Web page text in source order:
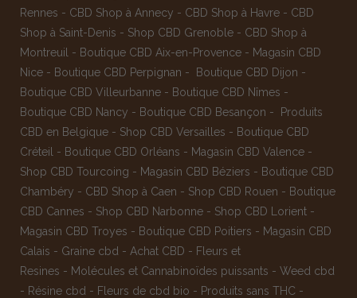
Rennes - CBD Shop à Annecy - CBD Shop à Havre - CBD
Shop à Saint-Denis - Shop CBD Grenoble - CBD Shop à
Montreuil
- Boutique CBD Aix-en-Provence - Magasin CBD
Nice - Boutique CBD Perpignan - Boutique CBD Dijon -
Boutique CBD Villeurbanne - Boutique CBD Nîmes -
Boutique CBD Nancy - Boutique CBD Besançon -
Produits
CBD en Belgique - Shop CBD Versailles - Boutique CBD
Créteil
- Boutique CBD Orléans - Magasin CBD Valence -
Shop CBD Tourcoing - Magasin CBD Béziers - Boutique CBD
Chambéry - CBD Shop à Caen - Shop CBD Rouen - Boutique
CBD Cannes - Shop CBD Narbonne - Shop CBD Lorient -
Magasin CBD Troyes - Boutique CBD Poitiers - Magasin CBD
Calais - Graine cbd - Achat CBD - Fleurs et
Resines - Molécules et Cannabinoïdes puissants - Weed cbd
- Résine cbd - Fleurs de cbd bio - Produits sans THC -